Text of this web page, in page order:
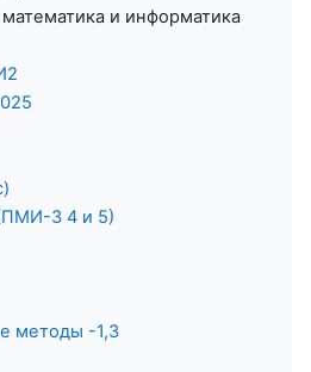
и информатика
3 4 и 5)
методы -1,3